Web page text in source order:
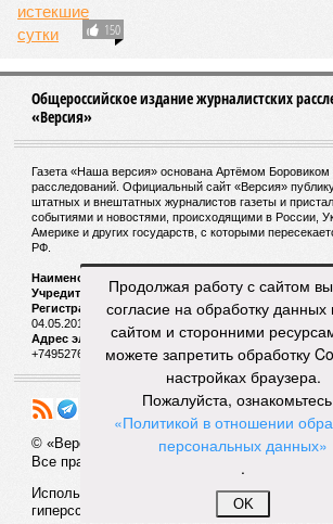
Мочить в
сортире
КОММЕНТАРИИ 0
Новости smi2.ru
ДОСЬЕ
Европейский союз
Экономическое и политическое
европейских государств,
стандартизированные законы.
объединяет около 500 млн
ПОСЛЕДНИЕ НОВОСТИ
09/08
Ослабевший Байден впервые
после сообщений об ухудшении
09/08
Диетолог рассказала об опасности
09/08
Вучич исключил начало войны с
Продолжая работу с сайтом
согласие на обработку
сайтом и сторонними
можете запретить обработку
настройках браузера.
Пожалуйста,
«Политикой в отношении
персональных данных»
.
OK